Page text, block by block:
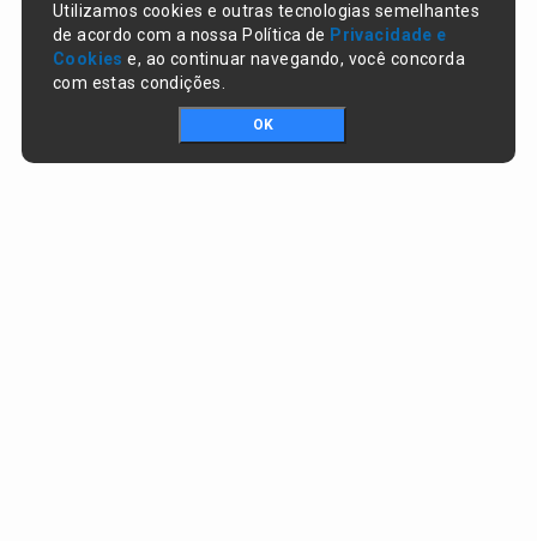
Utilizamos cookies e outras tecnologias semelhantes
de acordo com a nossa Política de Privacidade e
Cookies e, ao continuar navegando, você concorda
com estas condições.
OK